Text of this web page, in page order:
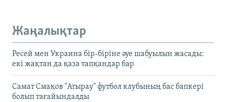
Жаңалықтар
Ресей мен Украина бір-біріне әуе шабуылын жасады:
екі жақтан да қаза тапқандар бар
Самат Смақов "Атырау" футбол клубының бас бапкері
болып тағайындалды